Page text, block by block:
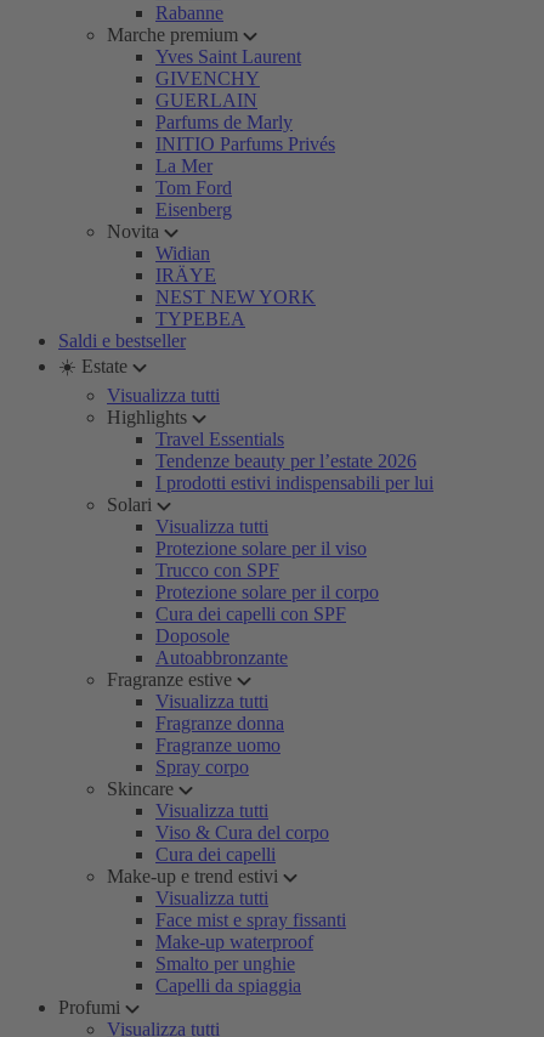
Rabanne
Marche premium
Yves Saint Laurent
GIVENCHY
GUERLAIN
Parfums de Marly
INITIO Parfums Privés
La Mer
Tom Ford
Eisenberg
Novita
Widian
IRÄYE
NEST NEW YORK
TYPEBEA
Saldi e bestseller
☀️ Estate
Visualizza tutti
Highlights
Travel Essentials
Tendenze beauty per l’estate 2026
I prodotti estivi indispensabili per lui
Solari
Visualizza tutti
Protezione solare per il viso
Trucco con SPF
Protezione solare per il corpo
Cura dei capelli con SPF
Doposole
Autoabbronzante
Fragranze estive
Visualizza tutti
Fragranze donna
Fragranze uomo
Spray corpo
Skincare
Visualizza tutti
Viso & Cura del corpo
Cura dei capelli
Make-up e trend estivi
Visualizza tutti
Face mist e spray fissanti
Make-up waterproof
Smalto per unghie
Capelli da spiaggia
Profumi
Visualizza tutti